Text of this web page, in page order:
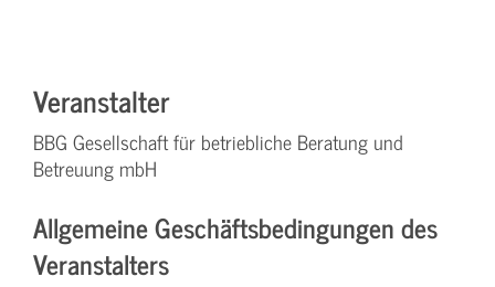
Veranstalter
BBG Gesellschaft für betriebliche Beratung und
Betreuung mbH
Allgemeine Geschäftsbedingungen des
Veranstalters